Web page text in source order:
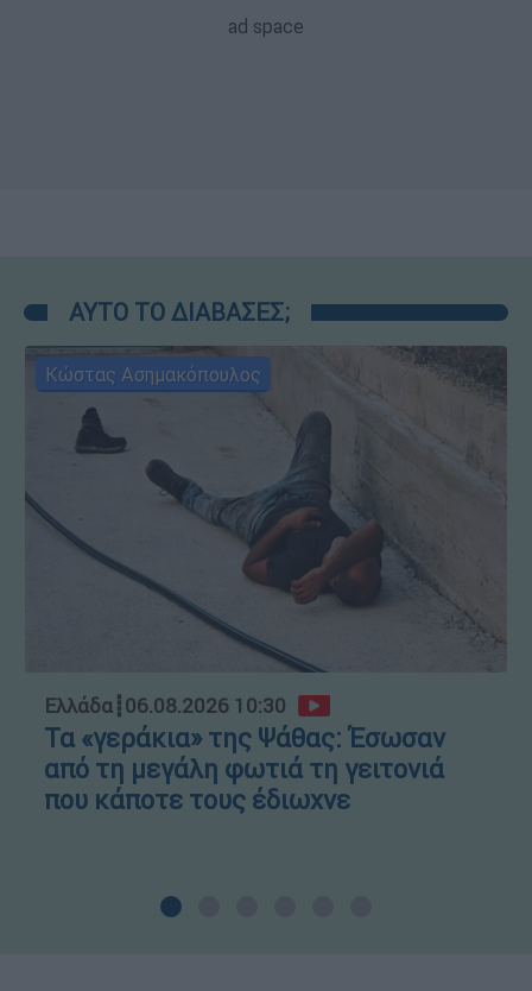
ΑΥΤΟ ΤΟ ΔΙΑΒΑΣΕΣ;
Κώστας Ασημακόπουλος
Ελλάδα┋06.08.2026 10:30
Τα «γεράκια» της Ψάθας: Έσωσαν
από τη μεγάλη φωτιά τη γειτονιά
που κάποτε τους έδιωχνε